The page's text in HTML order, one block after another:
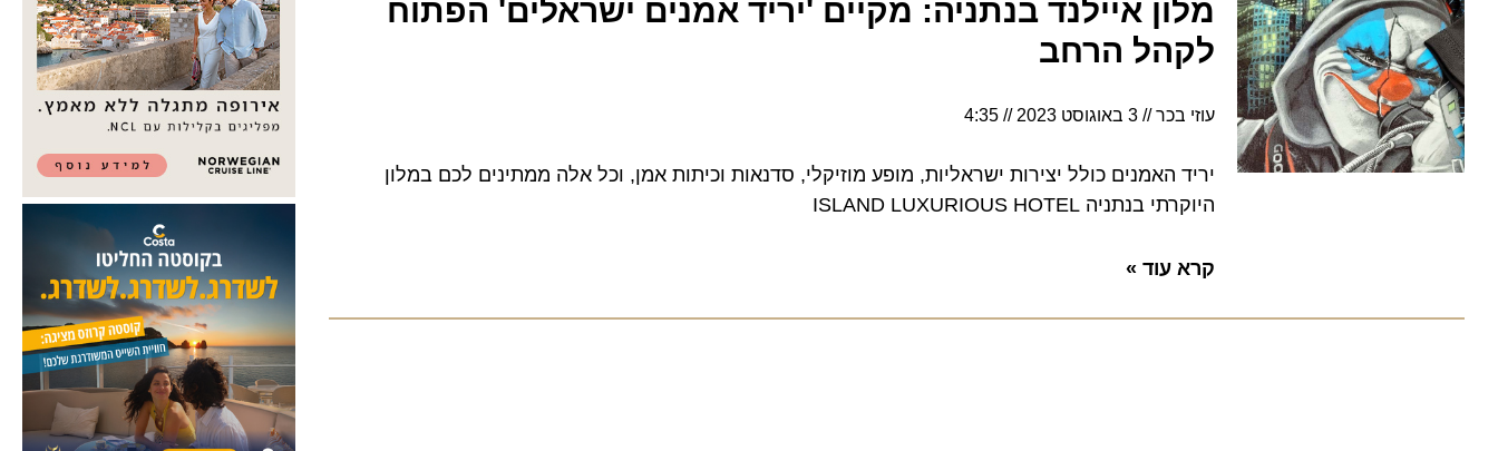
מלון איילנד בנתניה: מקיים 'יריד אמנים ישראלים' הפתוח
לקהל הרחב
עוזי בכר 3 באוגוסט 2023 4:35
יריד האמנים כולל יצירות ישראליות, מופע מוזיקלי, סדנאות וכיתות אמן, וכל אלה ממתינים לכם במלון
היוקרתי בנתניה ISLAND LUXURIOUS HOTEL
קרא עוד »